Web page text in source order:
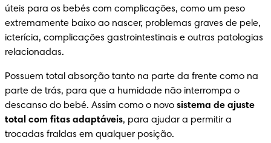
úteis para os bebés com complicações, como um peso
extremamente baixo ao nascer, problemas graves de pele,
icterícia, complicações gastrointestinais e outras patologias
relacionadas.
Possuem total absorção tanto na parte da frente como na
parte de trás, para que a humidade não interrompa o
descanso do bebé. Assim como o novo sistema de ajuste
total com fitas adaptáveis, para ajudar a permitir a
trocadas fraldas em qualquer posição.